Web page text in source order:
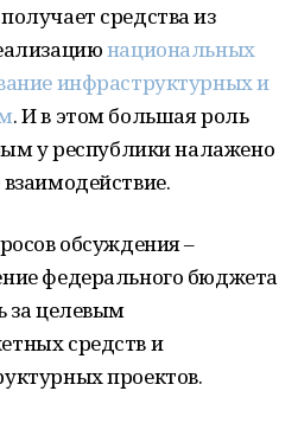
средства из
национальных
инфраструктурных и
. И в этом большая роль
у республики налажено
обсуждения –
федерального бюджета
за целевым
средств и
проектов.